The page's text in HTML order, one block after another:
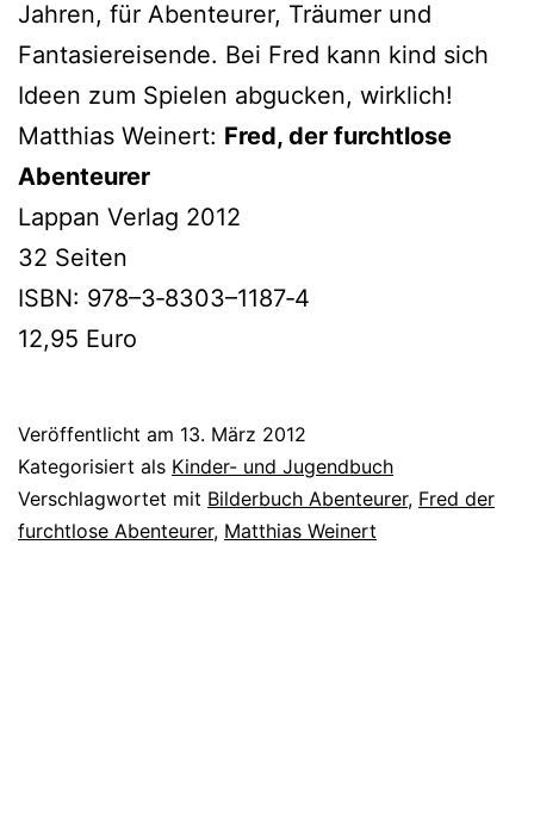
Jahren, für Abenteurer, Träumer und
Fantasiereisende. Bei Fred kann kind sich
Ideen zum Spielen abgu­cken, wirklich!
Matthias Weinert: Fred, der furcht­lo­se
Abenteurer
Lappan Verlag 2012
32 Seiten
ISBN: 978–3‑8303–1187‑4
12,95 Euro
Veröffentlicht am 13. März 2012
Kategorisiert als Kinder- und Jugendbuch
Verschlagwortet mit Bilderbuch Abenteurer, Fred der
furchtlose Abenteurer, Matthias Weinert